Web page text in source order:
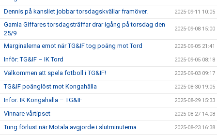
Dennis på kansliet jobbar torsdagskvällar framöver. 2025-09-11 10:05
Gamla Giffares torsdagsträffar drar igång på torsdag den
25/9
2025-09-08 15:00
Marginalerna emot när TG&IF tog poäng mot Tord 2025-09-05 21:41
Inför: TG&IF – IK Tord 2025-09-05 08:18
Välkommen att spela fotboll i TG&IF! 2025-09-03 09:17
TG&IF poänglöst mot Kongahälla 2025-08-30 19:05
Inför: IK Kongahälla – TG&IF 2025-08-29 15:33
Vinnare vårtipset 2025-08-27 14:08
Tung förlust när Motala avgjorde i slutminuterna 2025-08-23 16:38